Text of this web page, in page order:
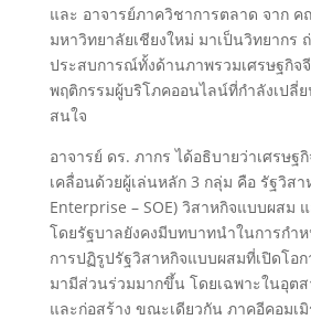
และ อาจารย์ภาควิชาการตลาด จาก
มหาวิทยาลัยเชียงใหม่ มาเป็นวิทยากร
ประสบการณ์ทั้งด้านภาพรวมเศรษฐกิจ
พฤติกรรมผู้บริโภคออนไลน์ที่กำลังเปลี่
สนใจ
อาจารย์ ดร. ภากร ได้อธิบายว่าเศรษ
เคลื่อนด้วยผู้เล่นหลัก 3 กลุ่ม คือ รัฐวิสา
Enterprise – SOE) วิสาหกิจแบบผสม
โดยรัฐบาลยังคงมีบทบาทนำในการกำ
การปฏิรูปรัฐวิสาหกิจแบบผสมที่เปิดโอ
มามีส่วนร่วมมากขึ้น โดยเฉพาะในอุตส
และก่อสร้าง ขณะเดียวกัน ภาคอีคอมเ